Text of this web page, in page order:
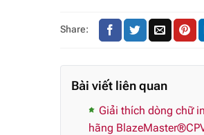
Share:
Bài viết liên quan
Giải thích dòng chữ
hãng